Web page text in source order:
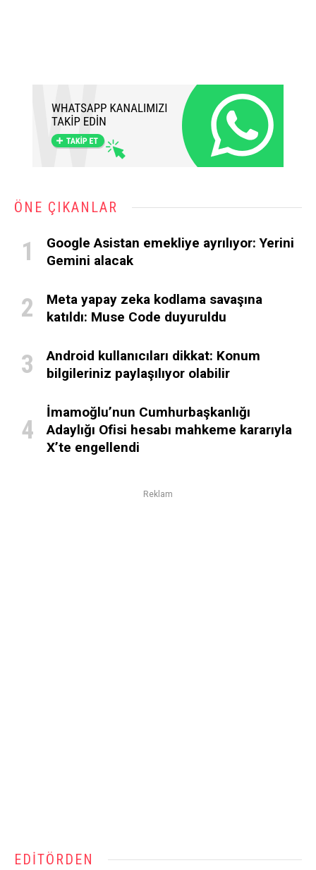
ÖNE ÇIKANLAR
Google Asistan emekliye ayrılıyor: Yerini
Gemini alacak
Meta yapay zeka kodlama savaşına
katıldı: Muse Code duyuruldu
Android kullanıcıları dikkat: Konum
bilgileriniz paylaşılıyor olabilir
İmamoğlu’nun Cumhurbaşkanlığı
Adaylığı Ofisi hesabı mahkeme kararıyla
X’te engellendi
Reklam
EDITÖRDEN